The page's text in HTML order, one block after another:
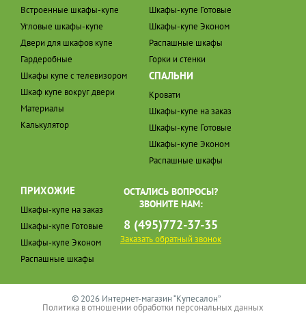
Встроенные шкафы-купе
Угловые шкафы-купе
Двери для шкафов купе
Гардеробные
Шкафы купе с телевизором
Шкаф купе вокруг двери
Материалы
Калькулятор
Шкафы-купе Готовые
Шкафы-купе Эконом
Распашные шкафы
Горки и стенки
СПАЛЬНИ
Кровати
Шкафы-купе на заказ
Шкафы-купе Готовые
Шкафы-купе Эконом
Распашные шкафы
ПРИХОЖИЕ
Шкафы-купе на заказ
Шкафы-купе Готовые
Шкафы-купе Эконом
Распашные шкафы
ОСТАЛИСЬ ВОПРОСЫ?
ЗВОНИТЕ НАМ:
8 (495)772-37-35
Заказать обратный звонок
© 2026 Интернет-магазин “Купесалон”
Политика в отношении обработки персональных данных